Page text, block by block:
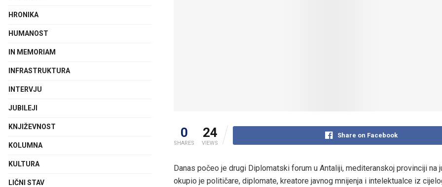
0
SHARES
24
VIEWS
Share on Facebook
Danas počeo je drugi Diplomatski forum u Antaliji, mediteranskoj provinciji na
okupio je političare, diplomate, kreatore javnog mnijenja i intelektualce iz
HRONIKA
HUMANOST
IN MEMORIAM
INFRASTRUKTURA
INTERVJU
JUBILEJI
KNJIŽEVNOST
KOLUMNA
KULTURA
LIČNI STAV